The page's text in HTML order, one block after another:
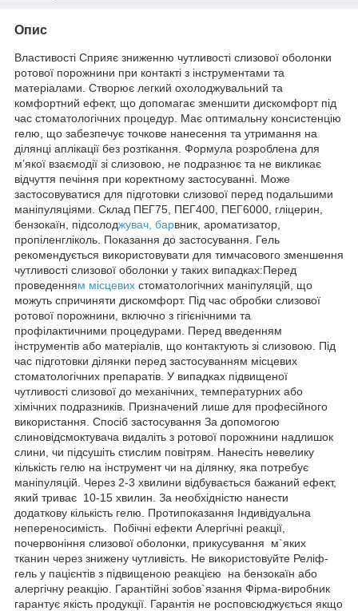
Опис
Властивості Сприяє зниженню чутливості слизової оболонки
ротової порожнини при контакті з інструментами та
матеріалами. Створює легкий охолоджувальний та
комфортний ефект, що допомагає зменшити дискомфорт під
час стоматологічних процедур. Має оптимальну консистенцію
гелю, що забезпечує точкове нанесення та утримання на
ділянці аплікації без розтікання. Формула розроблена для
м’якої взаємодії зі слизовою, не подразнює та не викликає
відчуття печіння при коректному застосуванні. Може
застосовуватися для підготовки слизової перед подальшими
маніпуляціями. Склад ПЕГ75, ПЕГ400, ПЕГ6000, гліцерин,
бензокаїн, підсолоджувач, барвник, ароматизатор,
пропіленгліколь. Показання до застосування. Гель
рекомендується використовувати для тимчасового зменшення
чутливості слизової оболонки у таких випадках:Перед
проведенням місцевих стоматологічних маніпуляцій, що
можуть спричиняти дискомфорт. Під час обробки слизової
ротової порожнини, включно з гігієнічними та
профілактичними процедурами. Перед введенням
інструментів або матеріалів, що контактують зі слизовою. Під
час підготовки ділянки перед застосуванням місцевих
стоматологічних препаратів. У випадках підвищеної
чутливості слизової до механічних, температурних або
хімічних подразників. Призначений лише для професійного
використання. Спосіб застосування За допомогою
слиновідсмоктувача видаліть з ротової порожнини надлишок
слини, чи підсушіть стислим повітрям. Нанесіть невелику
кількість гелю на інструмент чи на ділянку, яка потребує
маніпуляцій. Через 2-3 хвилини відбувається бажаний ефект,
який триває 10-15 хвилин. За необхідністю нанести
додаткову кількість гелю. Протипоказання Індивідуальна
непереносимість. Побічні ефекти Алергічні реакції,
почервоніння слизової оболонки, прикусування м`яких
тканин через знижену чутливість. Не використовуйте Реліф-
гель у пацієнтів з підвищеною реакцією на бензокаїн або
алергічну реакцію. Гарантійні зобов`язання Фірма-виробник
гарантує якість продукції. Гарантія не росповсюджується якщо